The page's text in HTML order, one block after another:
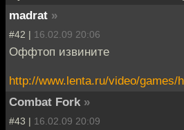
madrat »
#42 | 16.02.09 20:06
Оффтоп извините
http://www.lenta.ru/video/games/
Combat Fork »
#43 | 16.02.09 20:09